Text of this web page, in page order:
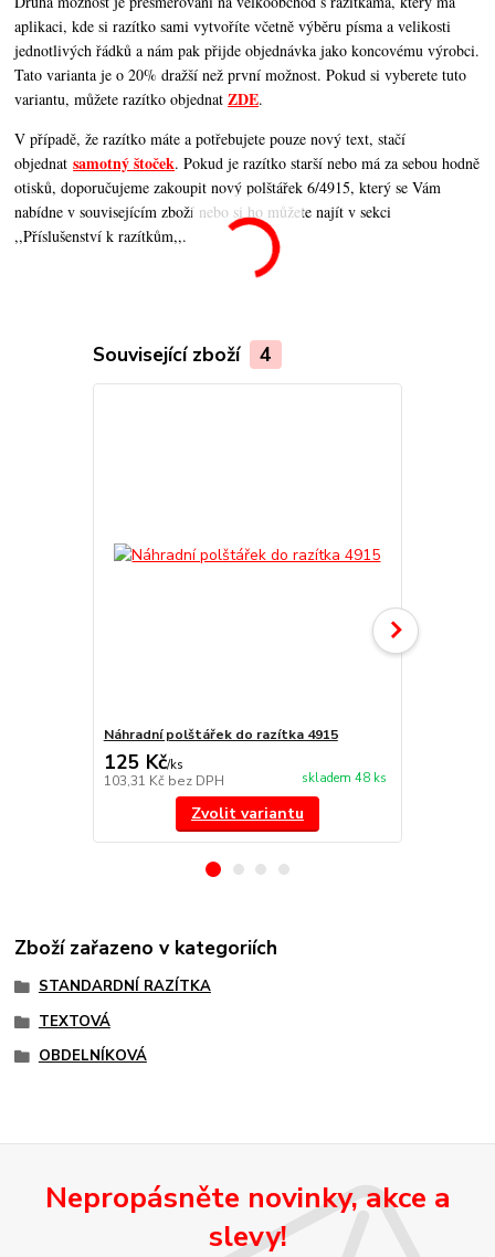
aplikaci, kde si razítko sami vytvoříte včetně výběru písma a velikosti
jednotlivých řádků a nám pak přijde objednávka jako koncovému výrobci.
Tato varianta je o 20% dražší než první možnost. Pokud si vyberete tuto
variantu, můžete razítko objednatZDE.
V případě, že razítko máte a potřebujete pouze nový text, stačí
objednatsamotný štoček. Pokud je razítko starší nebo má za sebou hodně
otisků, doporučujeme zakoupit nový polštářek 6/4915, který se Vám
nabídne v souvisejícím zboží nebo si ho můžete najít v sekci
,,Příslušenství k razítkům,,.
Související zboží 4
Náhradní polštářek do razítka 4915
125 Kč/ks
103,31 Kč bez DPH skladem 48 ks
Zvolit variantu
Zboží zařazeno v kategoriích
STANDARDNÍ RAZÍTKA
TEXTOVÁ
OBDELNÍKOVÁ
Nepropásněte novinky, akce a
slevy!